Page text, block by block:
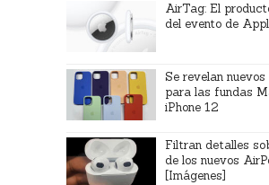
AirTag: El
del evento de
Se revelan nuevos
para las fundas
iPhone 12
Filtran detalles
de los nuevos
[Imágenes]